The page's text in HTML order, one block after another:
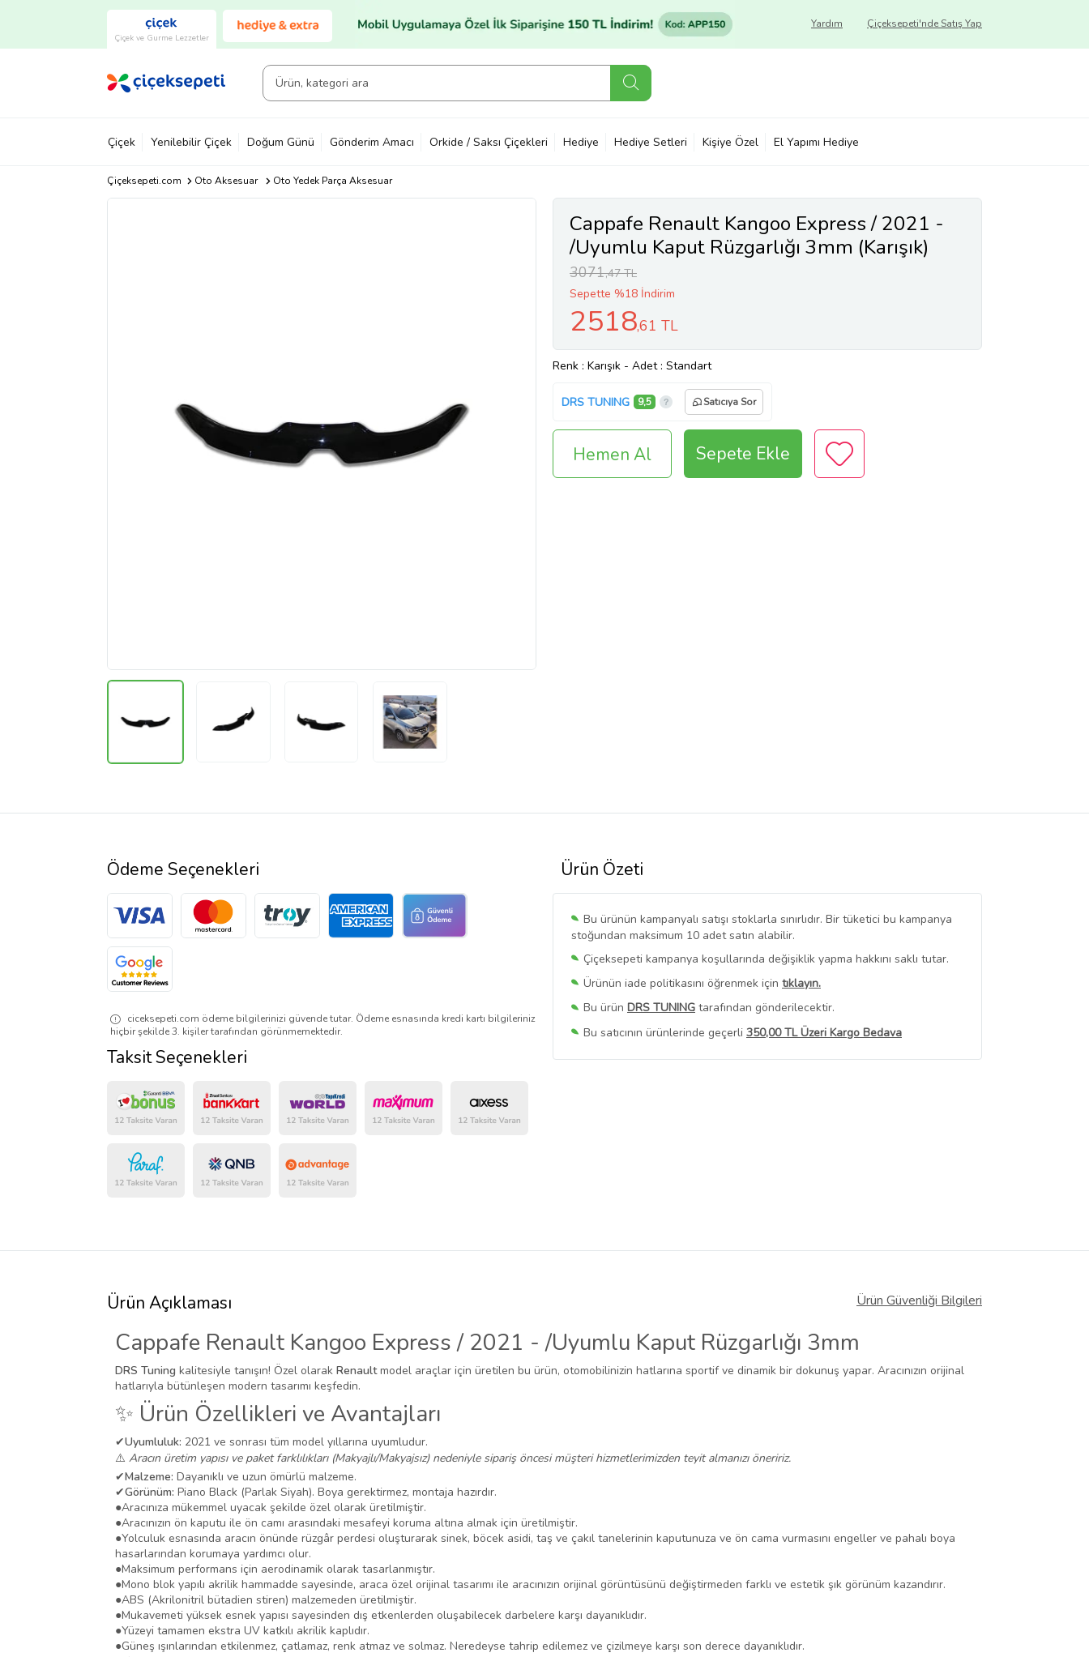
Çiçek ve Gurme Lezzetler
Çiçeksepeti'nde Satış Yap
Yardım
Çiçek Yenilebilir Çiçek Doğum Günü Gönderim Amacı Orkide / Saksı Çiçekleri Hediye Hediye Setleri Kişiye Özel El Yapımı Hediye
Çiçeksepeti.com Oto Aksesuar Oto Yedek Parça Aksesuar
Cappafe Renault Kangoo Express / 2021 -
/Uyumlu Kaput Rüzgarlığı 3mm (Karışık)
3071,47 TL
Sepette %18 İndirim
2518,61 TL
Renk : Karışık - Adet : Standart
DRS TUNING 9,5 Satıcıya Sor
Hemen Al Sepete Ekle
Ürün Özeti
Bu ürünün kampanyalı satışı stoklarla sınırlıdır. Bir tüketici bu kampanya
stoğundan maksimum 10 adet satın alabilir.
Çiçeksepeti kampanya koşullarında değişiklik yapma hakkını saklı tutar.
Ürünün iade politikasını öğrenmek için tıklayın.
Bu ürün DRS TUNING tarafından gönderilecektir.
Bu satıcının ürünlerinde geçerli 350,00 TL Üzeri Kargo Bedava
Bu SatıcınınTüm Ürünlerini Görüntüle
Ödeme Seçenekleri
ciceksepeti.com ödeme bilgilerinizi güvende tutar. Ödeme esnasında kredi kartı bilgileriniz
hiçbir şekilde 3. kişiler tarafından görünmemektedir.
Taksit Seçenekleri
Ürün Açıklaması Ürün Güvenliği Bilgileri
Cappafe Renault Kangoo Express / 2021 - /Uyumlu Kaput Rüzgarlığı 3mm
DRS Tuning kalitesiyle tanışın! Özel olarak Renaultmodel araçlar için üretilen bu ürün, otomobilinizin hatlarına sportif ve dinamik bir dokunuş yapar. Aracınızın orijinal
hatlarıyla bütünleşen modern tasarımı keşfedin.
✨ Ürün Özellikleri ve Avantajları
✔Uyumluluk: 2021 ve sonrası tüm model yıllarına uyumludur.
⚠️ Aracın üretim yapısı ve paket farklılıkları (Makyajlı/Makyajsız) nedeniyle sipariş öncesi müşteri hizmetlerimizden teyit almanızı öneririz.
✔Malzeme: Dayanıklı ve uzun ömürlü malzeme.
✔Görünüm: Piano Black (Parlak Siyah). Boya gerektirmez, montaja hazırdır.
●Aracınıza mükemmel uyacak şekilde özel olarak üretilmiştir.
●Aracınızın ön kaputu ile ön camı arasındaki mesafeyi koruma altına almak için üretilmiştir.
●Yolculuk esnasında aracın önünde rüzgâr perdesi oluşturarak sinek, böcek asidi, taş ve çakıl tanelerinin kaputunuza ve ön cama vurmasını engeller ve pahalı boya
hasarlarından korumaya yardımcı olur.
●Maksimum performans için aerodinamik olarak tasarlanmıştır.
●Mono blok yapılı akrilik hammadde sayesinde, araca özel orijinal tasarımı ile aracınızın orijinal görüntüsünü değiştirmeden farklı ve estetik şık görünüm kazandırır.
●ABS (Akrilonitril bütadien stiren) malzemeden üretilmiştir.
●Mukavemeti yüksek esnek yapısı sayesinden dış etkenlerden oluşabilecek darbelere karşı dayanıklıdır.
●Yüzeyi tamamen ekstra UV katkılı akrilik kaplıdır.
●Güneş ışınlarından etkilenmez, çatlamaz, renk atmaz ve solmaz. Neredeyse tahrip edilemez ve çizilmeye karşı son derece dayanıklıdır.